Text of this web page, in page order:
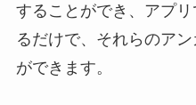
することができ、アプ
るだけで、それらのア
ができます。